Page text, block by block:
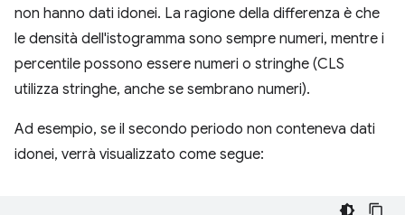
non hanno dati idonei. La ragione della differenza è che
le densità dell'istogramma sono sempre numeri, mentre i
percentile possono essere numeri o stringhe (CLS
utilizza stringhe, anche se sembrano numeri).
Ad esempio, se il secondo periodo non conteneva dati
idonei, verrà visualizzato come segue: